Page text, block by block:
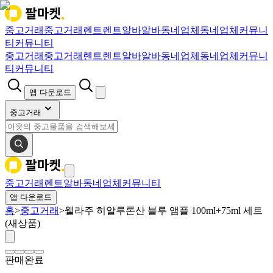
중고거래 중고거래 렌트렌트알바알바동네업체 동네업체 커뮤니
티 커뮤니티
중고거래 중고거래 렌트렌트알바알바동네업체 동네업체 커뮤니
티 커뮤니티
앱 다운로드
중고거래
중고거래 렌트알바동네업체 커뮤니티
앱 다운로드
홈>중고거래>웰라주 히알루론산 블루 앰플 100ml+75ml 세트
(새상품)
판매완료